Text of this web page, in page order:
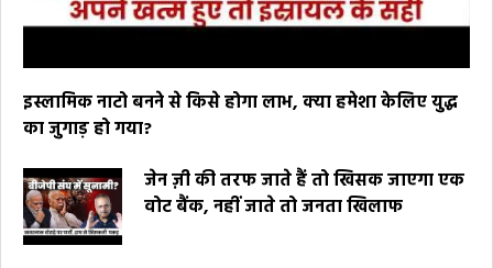
इस्लामिक नाटो बनने से किसे होगा लाभ, क्या हमेशा केलिए युद्ध
का जुगाड़ हो गया?
जेन ज़ी की तरफ जाते हैं तो खिसक जाएगा एक
वोट बैंक, नहीं जाते तो जनता खिलाफ